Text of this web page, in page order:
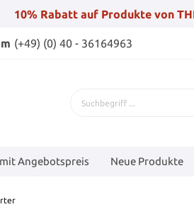
10% Rabatt auf Produkte von
(+49) (0) 40 - 36164963
Angebotspreis Neue Produkte